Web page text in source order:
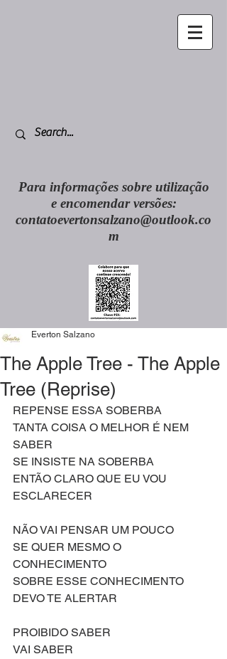
Para informações sobre utilização
e encomendar versões:
contatoevertonsalzano@outlook.co
m
The Apple Tree - The Apple
Tree (Reprise)
Everton Salzano
REPENSE ESSA SOBERBA
TANTA COISA O MELHOR É NEM
SABER
SE INSISTE NA SOBERBA
ENTÃO CLARO QUE EU VOU
ESCLARECER
NÃO VAI PENSAR UM POUCO
SE QUER MESMO O
CONHECIMENTO
SOBRE ESSE CONHECIMENTO
DEVO TE ALERTAR
PROIBIDO SABER
VAI SABER